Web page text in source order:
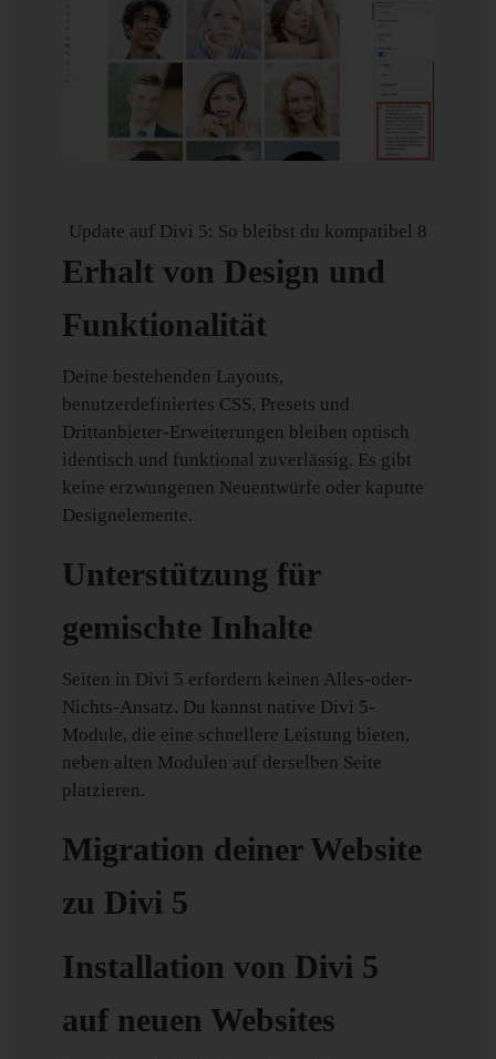
Update auf Divi 5: So bleibst du kompatibel 8
Erhalt von Design und
Funktionalität
Deine bestehenden Layouts,
benutzerdefiniertes CSS, Presets und
Drittanbieter-Erweiterungen bleiben optisch
identisch und funktional zuverlässig. Es gibt
keine erzwungenen Neuentwürfe oder kaputte
Designelemente.
Unterstützung für
gemischte Inhalte
Seiten in Divi 5 erfordern keinen Alles-oder-
Nichts-Ansatz. Du kannst native Divi 5-
Module, die eine schnellere Leistung bieten,
neben alten Modulen auf derselben Seite
platzieren.
Migration deiner Website
zu Divi 5
Installation von Divi 5
auf neuen Websites